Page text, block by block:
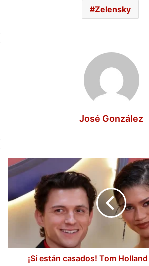
Zelensky
José González
¡Sí
están
Tom
Holland
matrimonio
con
Zendaya¡Sí están casados! Tom